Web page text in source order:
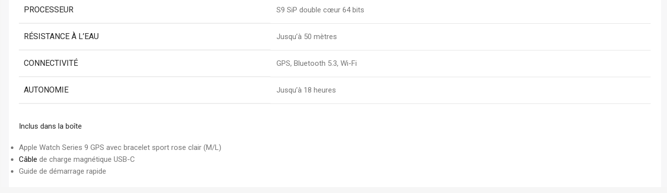
PROCESSEUR S9 SiP double cœur 64 bits
RÉSISTANCE À L’EAU Jusqu’à 50 mètres
CONNECTIVITÉ GPS, Bluetooth 5.3, Wi-Fi
AUTONOMIE Jusqu’à 18 heures
Inclus dans la boîte
Apple Watch Series 9 GPS avec bracelet sport rose clair (M/L)
Câble de charge magnétique USB-C
Guide de démarrage rapide